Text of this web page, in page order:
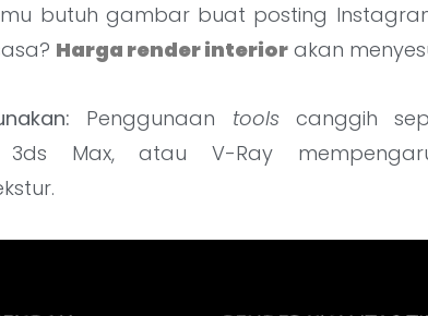
butuh gambar buat posting
Harga render interior akan
Penggunaan toolscanggih
Max, atau V-Ray